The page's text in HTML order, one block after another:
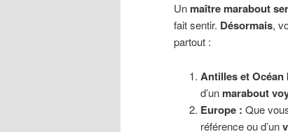
Un maître marabout
fait sentir. Désormais,
partout :
Antilles et Océan
d’un marabout
Europe : Que
référence ou d’un